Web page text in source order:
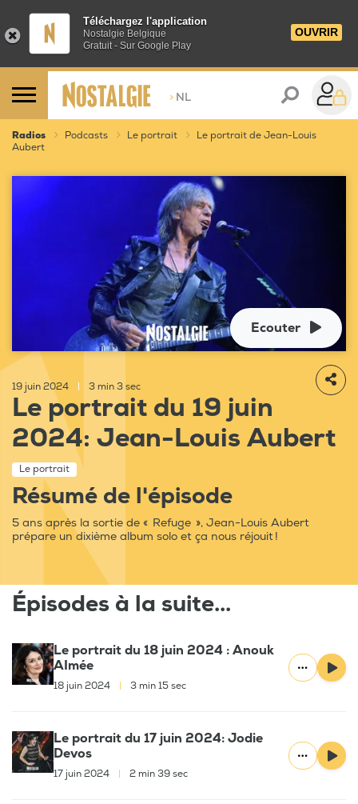
Téléchargez l'application
Nostalgie Belgique
Gratuit - Sur Google Play
OUVRIR
> NL
Radios Podcasts Le portrait
Le portrait de Jean-Louis
Aubert
Ecouter
19 juin 2024 3 min 3 sec
Le portrait du 19 juin
2024: Jean-Louis Aubert
Le portrait
Résumé de l'épisode
5 ans après la sortie de « Refuge », Jean-Louis Aubert
prépare un dixième album solo et ça nous réjouit !
Épisodes à la suite...
Le portrait du 18 juin 2024 : Anouk
AImée
18 juin 2024 3 min 15 sec
Le portrait du 17 juin 2024: Jodie
Devos
17 juin 2024 2 min 39 sec